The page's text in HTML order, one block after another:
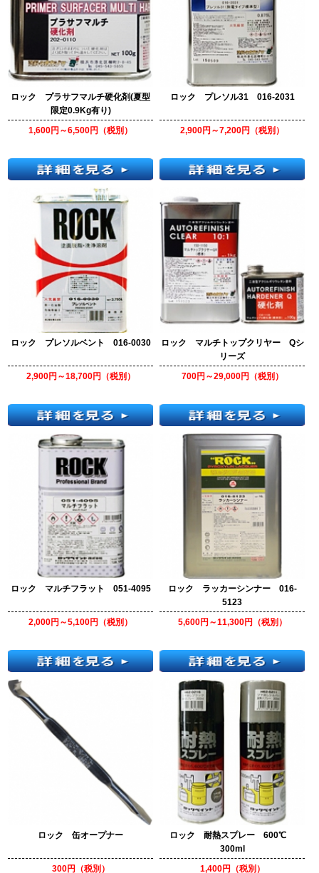
ロック プラサフマルチ硬化剤(夏型
限定0.9Kg有り)
1,600円～6,500円（税別）
ロック プレソル31 016-2031
2,900円～7,200円（税別）
ロック プレソルベント 016-0030
2,900円～18,700円（税別）
ロック マルチトップクリヤー Qシ
リーズ
700円～29,000円（税別）
ロック マルチフラット 051-4095
2,000円～5,100円（税別）
ロック ラッカーシンナー 016-
5123
5,600円～11,300円（税別）
ロック 缶オープナー
300円（税別）
ロック 耐熱スプレー 600℃
300ml
1,400円（税別）